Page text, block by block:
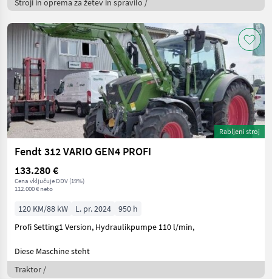
Stroji in oprema za žetev in spravilo /
Rabljeni stroj
Fendt 312 VARIO GEN4 PROFI
133.280 €
Cena vključuje DDV (19%)
112.000 € neto
120 KM/88 kW L. pr. 2024
950 h
Profi Setting1 Version, Hydraulikpumpe 110 l/min,
Diese Maschine steht
Traktor /